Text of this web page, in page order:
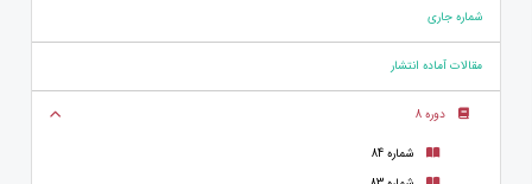
شماره جاری
مقالات آماده انتشار
دوره 8
شماره 84